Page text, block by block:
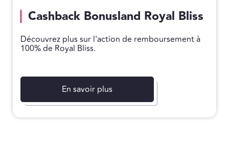
Cashback Bonusland Royal Bliss
Découvrez plus sur l'action de remboursement à
100% de Royal Bliss.
En savoir plus